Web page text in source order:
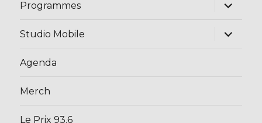
Programmes
ouvrir
menu
Studio Mobile
ouvrir
Agenda
Merch
Le Prix 93.6